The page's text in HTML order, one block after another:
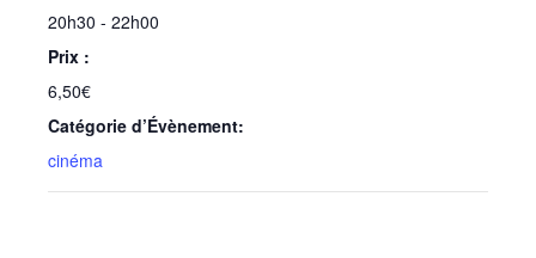
20h30 - 22h00
Prix :
6,50€
Catégorie d’Évènement:
cinéma